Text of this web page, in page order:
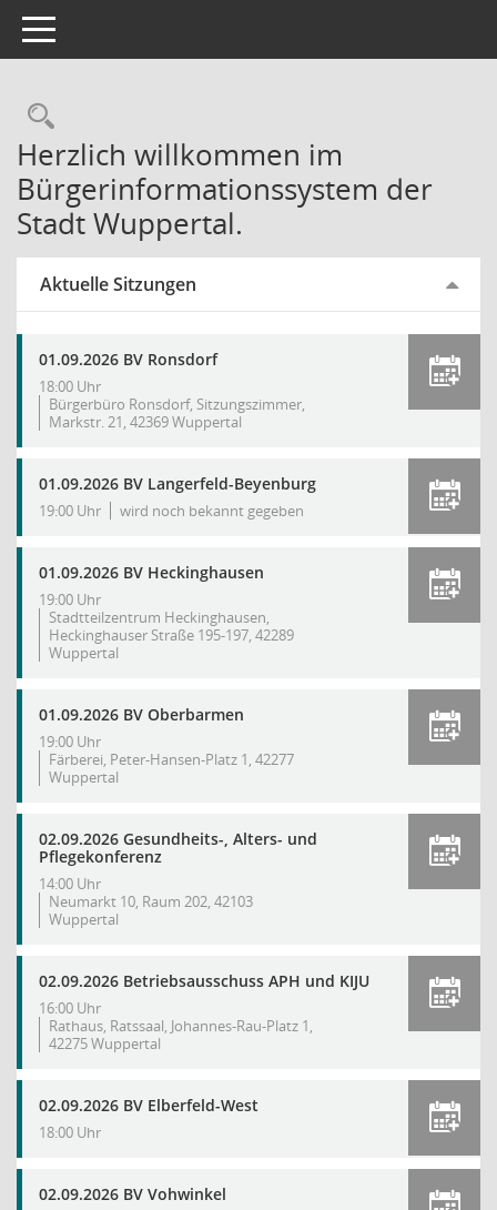
Toggle navigation
Rechercheauswahl
Herzlich willkommen im
Bürgerinformationssystem der
Stadt Wuppertal.
Aktuelle Sitzungen
01.09.2026 BV Ronsdorf
18:00 Uhr
Bürgerbüro Ronsdorf, Sitzungszimmer,
Markstr. 21, 42369 Wuppertal
01.09.2026 BV Langerfeld-Beyenburg
19:00 Uhr wird noch bekannt gegeben
01.09.2026 BV Heckinghausen
19:00 Uhr
Stadtteilzentrum Heckinghausen,
Heckinghauser Straße 195-197, 42289
Wuppertal
01.09.2026 BV Oberbarmen
19:00 Uhr
Färberei, Peter-Hansen-Platz 1, 42277
Wuppertal
02.09.2026 Gesundheits-, Alters- und
Pflegekonferenz
14:00 Uhr
Neumarkt 10, Raum 202, 42103
Wuppertal
02.09.2026 Betriebsausschuss APH und KIJU
16:00 Uhr
Rathaus, Ratssaal, Johannes-Rau-Platz 1,
42275 Wuppertal
02.09.2026 BV Elberfeld-West
18:00 Uhr
02.09.2026 BV Vohwinkel